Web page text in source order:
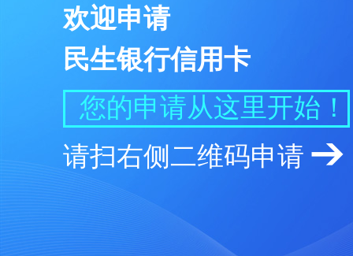
欢迎申请
民生银行信用卡
您的申请从这里开始！
请扫右侧二维码申请